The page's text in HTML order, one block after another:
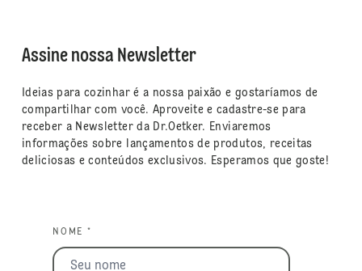
Assine nossa Newsletter
Ideias para cozinhar é a nossa paixão e gostaríamos de
compartilhar com você. Aproveite e cadastre-se para
receber a Newsletter da Dr.Oetker. Enviaremos
informações sobre lançamentos de produtos, receitas
deliciosas e conteúdos exclusivos. Esperamos que goste!
NOME *